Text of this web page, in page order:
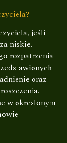
jeśli
niskie.
rozpatrzenia
oraz
w określonym